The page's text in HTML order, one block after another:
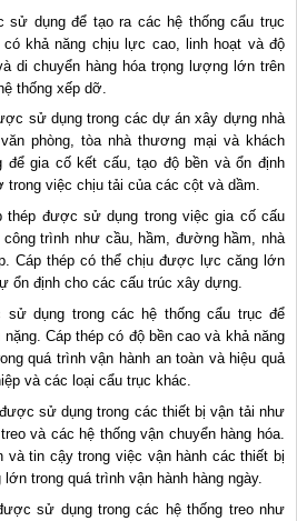
sử dụng để tạo ra các hệ thống cẩu trục
khả năng chịu lực cao, linh hoạt và độ
di chuyển hàng hóa trọng lượng lớn trên
thống xếp dỡ.
sử dụng trong các dự án xây dựng nhà
phòng, tòa nhà thương mại và khách
để gia cố kết cấu, tạo độ bền và ổn định
trong việc chịu tải của các cột và dầm.
thép được sử dụng trong việc gia cố cấu
trình như cầu, hầm, đường hầm, nhà
Cáp thép có thể chịu được lực căng lớn
ổn định cho các cấu trúc xây dựng.
sử dụng trong các hệ thống cẩu trục để
Cáp thép có độ bền cao và khả năng
quá trình vận hành an toàn và hiệu quả
và các loại cẩu trục khác.
sử dụng trong các thiết bị vận tải như
và các hệ thống vận chuyển hàng hóa.
và tin cậy trong việc vận hành các thiết bị
trong quá trình vận hành hàng ngày.
sử dụng trong các hệ thống treo như